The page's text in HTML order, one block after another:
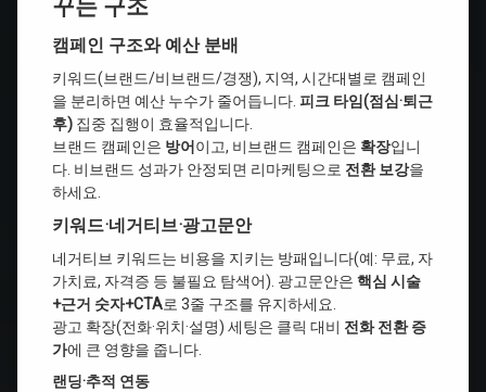
꾸는 구조
캠페인 구조와 예산 분배
키워드(브랜드/비브랜드/경쟁), 지역, 시간대별로 캠페인
을 분리하면 예산 누수가 줄어듭니다. 피크 타임(점심·퇴근
후) 집중 집행이 효율적입니다.
브랜드 캠페인은 방어 이고, 비브랜드 캠페인은 확장입니
다. 비브랜드 성과가 안정되면 리마케팅으로 전환 보강을
하세요.
키워드·네거티브·광고문안
네거티브 키워드는 비용을 지키는 방패입니다(예: 무료, 자
가치료, 자격증 등 불필요 탐색어). 광고문안은 핵심 시술
+근거 숫자+CTA로 3줄 구조를 유지하세요.
광고 확장(전화·위치·설명) 세팅은 클릭 대비 전화 전환 증
가에 큰 영향을 줍니다.
랜딩·추적 연동